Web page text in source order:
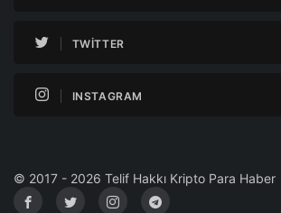
TWITTER
INSTAGRAM
© 2017 - 2026 Telif Hakkı Kripto Para Haber